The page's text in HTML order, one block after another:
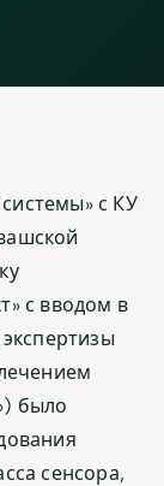
с КУ
с вводом в
было
сенсора,